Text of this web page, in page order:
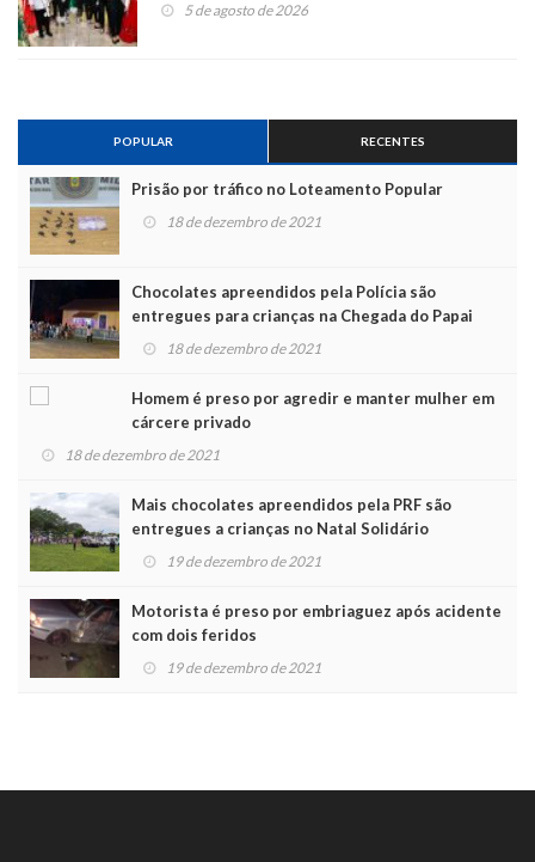
5 de agosto de 2026
POPULAR RECENTES
Prisão por tráfico no Loteamento Popular
18 de dezembro de 2021
Chocolates apreendidos pela Polícia são
entregues para crianças na Chegada do Papai
Noel 18 de dezembro de 2021
Homem é preso por agredir e manter mulher em
cárcere privado
18 de dezembro de 2021
Mais chocolates apreendidos pela PRF são
entregues a crianças no Natal Solidário
19 de dezembro de 2021
Motorista é preso por embriaguez após acidente
com dois feridos
19 de dezembro de 2021